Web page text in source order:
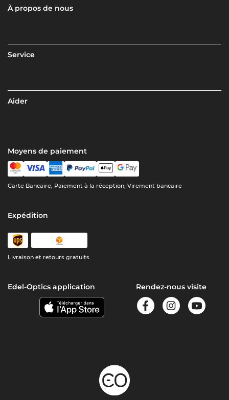
À propos de nous
Service
Aider
Moyens de paiement
Carte Bancaire, Paiement à la réception, Virement bancaire
Expédition
Livraison et retours gratuits
Edel-Optics application Rendez-nous visite